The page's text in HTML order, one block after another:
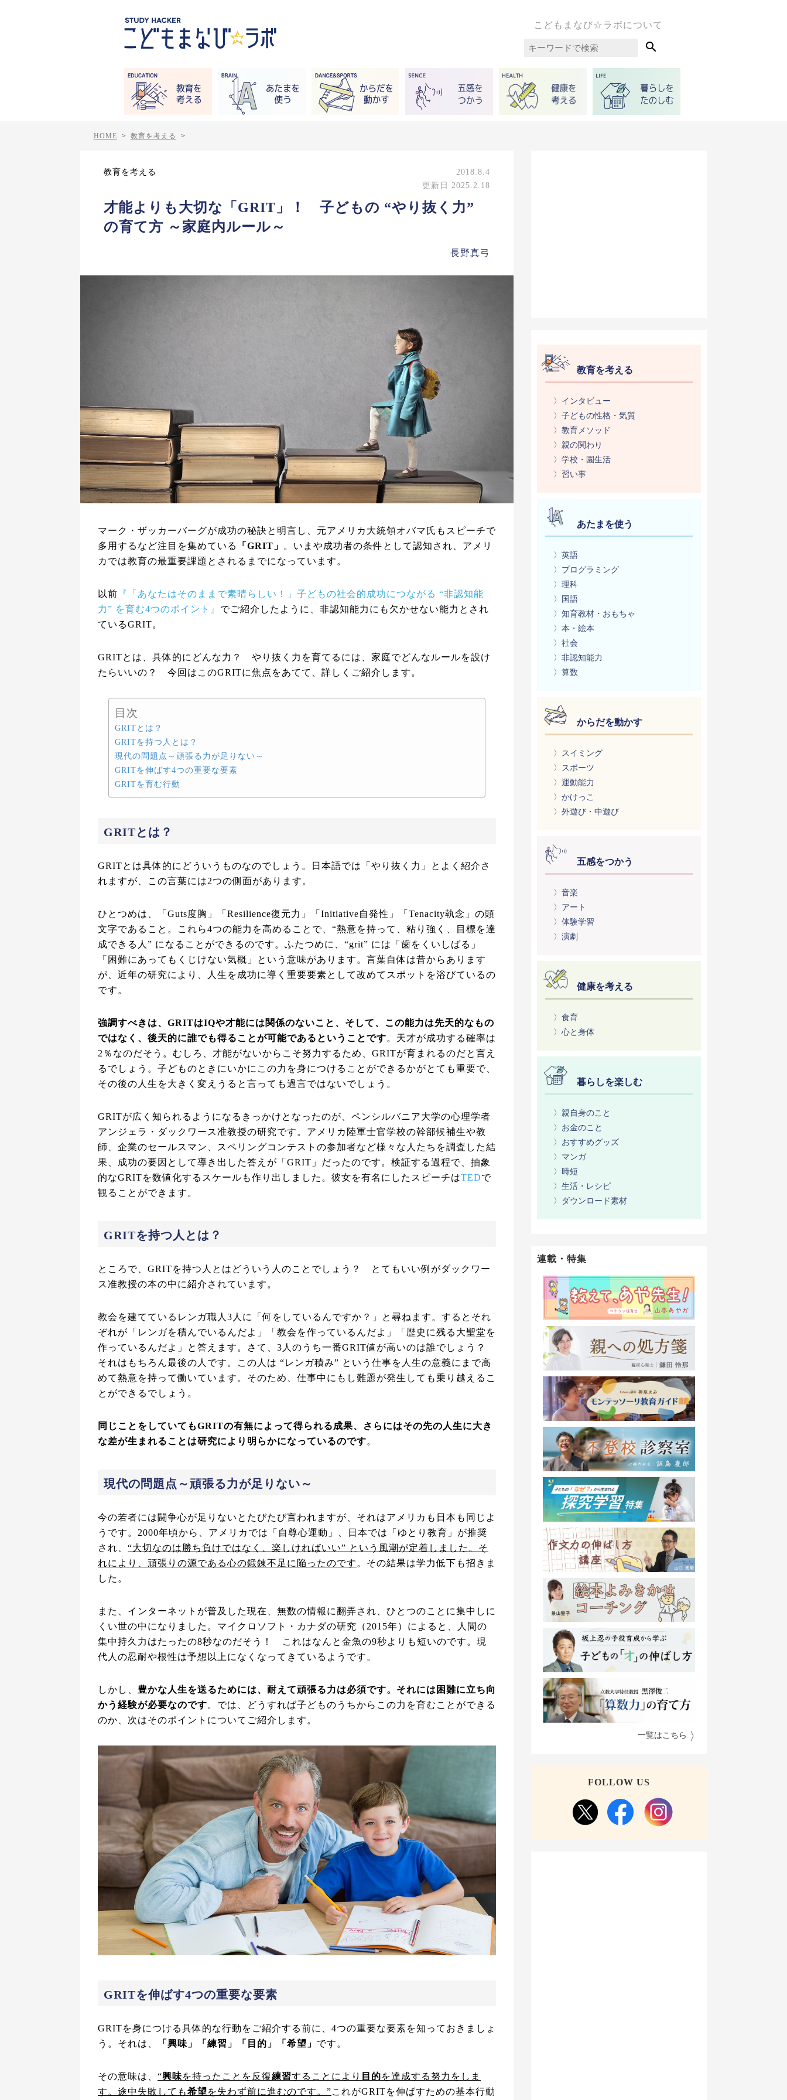
こどもまなび☆ラボについて

HOME > 教育を考える >
教育を考える
2018.8.4
更新日 2025.2.18
才能よりも大切な「GRIT」！ 子どもの “やり抜く力”
の育て方 ～家庭内ルール～
長野真弓
マーク・ザッカーバーグが成功の秘訣と明言し、元アメリカ大統領オバマ氏もスピーチで
多用するなど注目を集めている
「GRIT」
。いまや成功者の条件として認知され、アメリ
カでは教育の最重要課題とされるまでになっています。
以前 『「あなたはそのままで素晴らしい！」子どもの社会的成功につながる “非認知能
力” を育む4つのポイント』 でご紹介したように、非認知能力にも欠かせない能力とされ
ているGRIT。
GRITとは、具体的にどんな力？ やり抜く力を育てるには、家庭でどんなルールを設け
たらいいの？ 今回はこのGRITに焦点をあてて、詳しくご紹介します。
目次
GRITとは？
GRITを持つ人とは？
現代の問題点～頑張る力が足りない～
GRITを伸ばす4つの重要な要素
GRITを育む行動
GRITとは？
GRITとは具体的にどういうものなのでしょう。日本語では「やり抜く力」とよく紹介さ
れますが、この言葉には2つの側面があります。
ひとつめは、「Guts度胸」「Resilience復元力」「Initiative自発性」「Tenacity執念」の頭
文字であること。これら4つの能力を高めることで、“熱意を持って、粘り強く、目標を達
成できる人” になることができるのです。ふたつめに、“grit” には「歯をくいしばる」
「困難にあってもくじけない気概」という意味があります。言葉自体は昔からあります
が、近年の研究により、人生を成功に導く重要要素として改めてスポットを浴びているの
です。
強調すべきは、GRITはIQや才能には関係のないこと、そして、この能力は先天的なもの
ではなく、後天的に誰でも得ることが可能であるということです。天才が成功する確率は
2％なのだそう。むしろ、才能がないからこそ努力するため、GRITが育まれるのだと言え
るでしょう。子どものときにいかにこの力を身につけることができるかがとても重要で、
その後の人生を大きく変えうると言っても過言ではないでしょう。
GRITが広く知られるようになるきっかけとなったのが、ペンシルバニア大学の心理学者
アンジェラ・ダックワース准教授の研究です。アメリカ陸軍士官学校の幹部候補生や教
師、企業のセールスマン、スペリングコンテストの参加者など様々な人たちを調査した結
果、成功の要因として導き出した答えが「GRIT」だったのです。検証する過程で、抽象
的なGRITを数値化するスケールも作り出しました。彼女を有名にしたスピーチはTEDで
観ることができます。
GRITを持つ人とは？
ところで、GRITを持つ人とはどういう人のことでしょう？ とてもいい例がダックワー
ス准教授の本の中に紹介されています。
教会を建てているレンガ職人3人に「何をしているんですか？」と尋ねます。するとそれ
ぞれが「レンガを積んでいるんだよ」「教会を作っているんだよ」「歴史に残る大聖堂を
作っているんだよ」と答えます。さて、3人のうち一番GRIT値が高いのは誰でしょう？
それはもちろん最後の人です。この人は “レンガ積み” という仕事を人生の意義にまで高
めて熱意を持って働いています。そのため、仕事中にもし難題が発生しても乗り越えるこ
とができるでしょう。
同じことをしていてもGRITの有無によって得られる成果、さらにはその先の人生に大き
な差が生まれることは研究により明らかになっているのです。
現代の問題点～頑張る力が足りない～
今の若者には闘争心が足りないとたびたび言われますが、それはアメリカも日本も同じよ
うです。2000年頃から、アメリカでは「自尊心運動」、日本では「ゆとり教育」が推奨
され、 “大切なのは勝ち負けではなく、楽しければいい” という風潮が定着しました。そ
れにより、頑張りの源である心の鍛錬不足に陥ったのです 。その結果は学力低下も招きま
した。
また、インターネットが普及した現在、無数の情報に翻弄され、ひとつのことに集中しに
くい世の中になりました。マイクロソフト・カナダの研究（2015年）によると、人間の
集中持久力はたったの8秒なのだそう！ これはなんと金魚の9秒よりも短いのです。現
代人の忍耐や根性は予想以上になくなってきているようです。
しかし、 豊かな人生を送るためには、耐えて頑張る力は必須です。それには困難に立ち向
かう経験が必要なのです。では、どうすれば子どものうちからこの力を育むことができる
のか、次はそのポイントについてご紹介します。
GRITを伸ばす4つの重要な要素
GRITを身につける具体的な行動をご紹介する前に、4つの重要な要素を知っておきましょ
う。それは、
「興味」「練習」「目的」「希望」 です。
その意味は、 “興味を持ったことを反復練習することにより 目的を達成する努力をしま
す。途中失敗しても希望を失わず前に進むのです。”これがGRITを伸ばすための基本行動
教育を考える
〉インタビュー
〉子どもの性格・気質
〉教育メソッド
〉親の関わり
〉学校・園生活
〉習い事
あたまを使う
〉英語
〉プログラミング
〉理科
〉国語
〉知育教材・おもちゃ
〉本・絵本
〉社会
〉非認知能力
〉算数
からだを動かす
〉スイミング
〉スポーツ
〉運動能力
〉かけっこ
〉外遊び・中遊び
五感をつかう
〉音楽
〉アート
〉体験学習
〉演劇
健康を考える
〉食育
〉心と身体
暮らしを楽しむ
〉親自身のこと
〉お金のこと
〉おすすめグッズ
〉マンガ
〉時短
〉生活・レシピ
〉ダウンロード素材
連載・特集
一覧はこちら
FOLLOW US